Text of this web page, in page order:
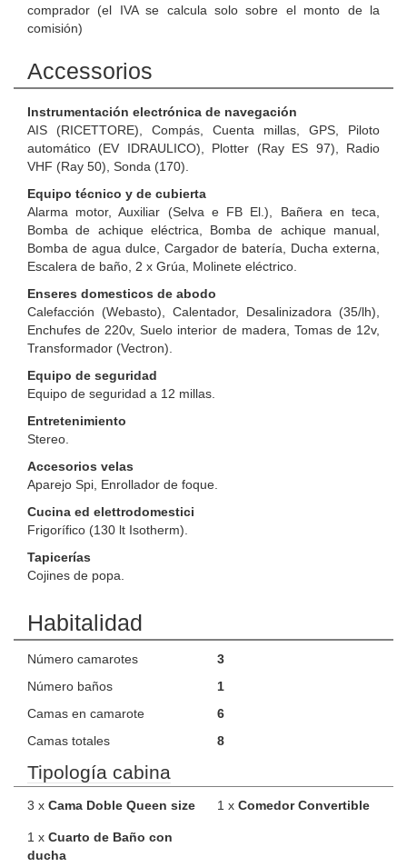
comprador (el IVA se calcula solo sobre el monto de la
comisión)
Accessorios
Instrumentación electrónica de navegación
AIS (RICETTORE), Compás, Cuenta millas, GPS, Piloto
automático (EV IDRAULICO), Plotter (Ray ES 97), Radio
VHF (Ray 50), Sonda (170).
Equipo técnico y de cubierta
Alarma motor, Auxiliar (Selva e FB El.), Bañera en teca,
Bomba de achique eléctrica, Bomba de achique manual,
Bomba de agua dulce, Cargador de batería, Ducha externa,
Escalera de baño, 2 x Grúa, Molinete eléctrico.
Enseres domesticos de abodo
Calefacción (Webasto), Calentador, Desalinizadora (35/lh),
Enchufes de 220v, Suelo interior de madera, Tomas de 12v,
Transformador (Vectron).
Equipo de seguridad
Equipo de seguridad a 12 millas.
Entretenimiento
Stereo.
Accesorios velas
Aparejo Spi, Enrollador de foque.
Cucina ed elettrodomestici
Frigorífico (130 lt Isotherm).
Tapicerías
Cojines de popa.
Habitalidad
Número camarotes
3
Número baños
1
Camas en camarote
6
Camas totales
8
Tipología cabina
3 x Cama Doble Queen size 1 x Comedor Convertible
1 x Cuarto de Baño con
ducha